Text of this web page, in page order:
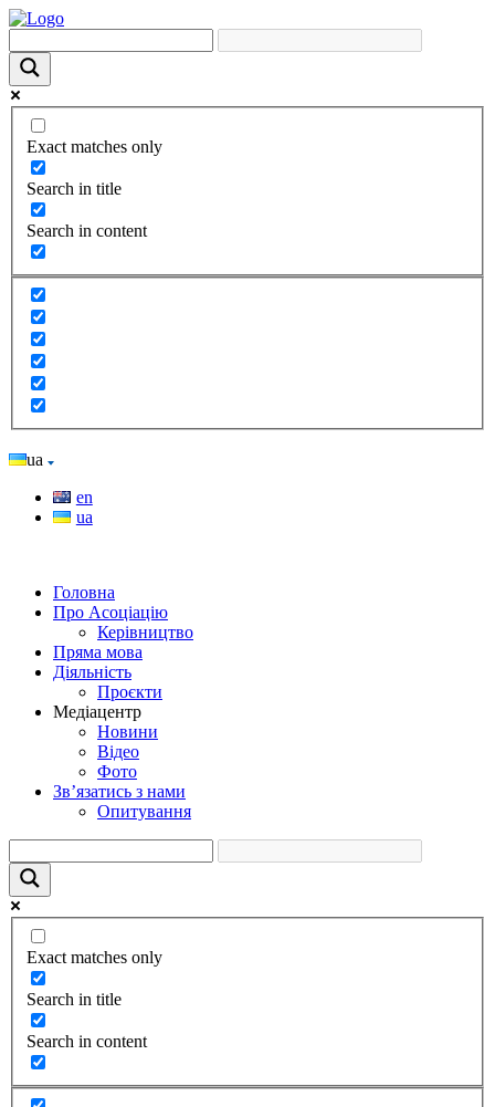
Exact matches only
Search in title
Search in content
ua
en
ua
Головна
Про Асоціацію
Керівництво
Пряма мова
Діяльність
Проєкти
Медіацентр
Новини
Відео
Фото
Зв’язатись з нами
Опитування
Exact matches only
Search in title
Search in content